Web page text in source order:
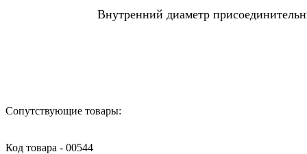
Внутренний диаметр
Сопутствующие товары:
Код товара - 00544